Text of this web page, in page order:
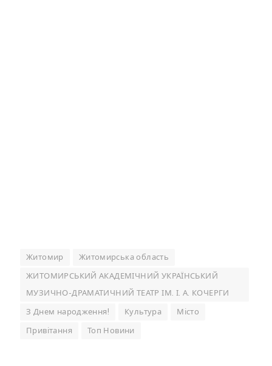
Житомир Житомирська область
ЖИТОМИРСЬКИЙ АКАДЕМІЧНИЙ УКРАЇНСЬКИЙ
МУЗИЧНО-ДРАМАТИЧНИЙ ТЕАТР ІМ. І. А. КОЧЕРГИ
З Днем народження! Культура Місто
Привітання Топ Новини